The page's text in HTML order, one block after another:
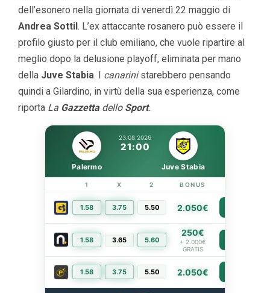
dell’esonero nella giornata di venerdì 22 maggio di
Andrea Sottil. L’ex attaccante rosanero può essere il
profilo giusto per il club emiliano, che vuole ripartire al
meglio dopo la delusione playoff, eliminata per mano
della Juve Stabia. I canarinistarebbero pensando
quindi a Gilardino, in virtù della sua esperienza, come
riporta La Gazzettadello Sport.
23.08.2026
21:00
Palermo Juve Stabia
1 X 2 BONUS
1.58 3.75 5.50 2.050€
1.58 3.65 5.60
250€
+ 2.000€
GRATIS
1.58 3.75 5.50 2.050€